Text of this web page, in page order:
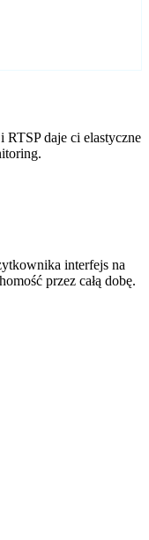
daje ci elastyczne
interfejs na
przez całą dobę.